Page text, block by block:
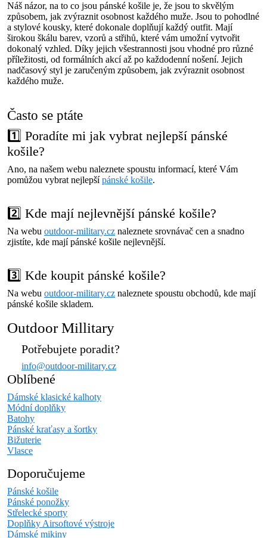
Náš názor, na to co jsou pánské košile je, že jsou to skvělým
způsobem, jak zvýraznit osobnost každého muže. Jsou to pohodlné
a stylové kousky, které dokonale doplňují každý outfit. Mají
širokou škálu barev, vzorů a střihů, které vám umožní vytvořit
dokonalý vzhled. Díky jejich všestrannosti jsou vhodné pro různé
příležitosti, od formálních akcí až po každodenní nošení. Jejich
nadčasový styl je zaručeným způsobem, jak zvýraznit osobnost
každého muže.
Často se ptáte
1️⃣ Poradíte mi jak vybrat nejlepší pánské
košile?
Ano, na našem webu naleznete spoustu informací, které Vám
pomůžou vybrat nejlepšípánské košile.
2️⃣ Kde mají nejlevnější pánské košile?
Na webu outdoor-military.cz naleznete srovnávač cen a snadno
zjistíte, kde mají pánské košile nejlevnější.
3️⃣ Kde koupit pánské košile?
Na webu outdoor-military.cz naleznete spoustu obchodů, kde mají
pánské košile skladem.
Outdoor Millitary
Potřebujete poradit?
info@outdoor-military.cz
Oblíbené
Dámské klasické kalhoty
Módní doplňky
Batohy
Pánské kraťasy a šortky
Bižuterie
Vlasce
Doporučujeme
Pánské košile
Pánské ponožky
Střelecké sporty
Doplňky Airsoftové výstroje
Dámské mikiny